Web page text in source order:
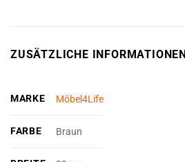
ZUSÄTZLICHE INFORMATIONEN
MARKE Möbel4Life
FARBE Braun